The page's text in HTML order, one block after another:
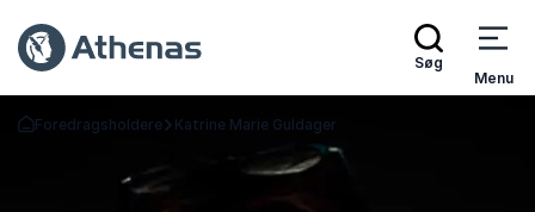
Søg
Menu
Tilbage til forsiden
Foredragsholdere Katrine Marie Guldager